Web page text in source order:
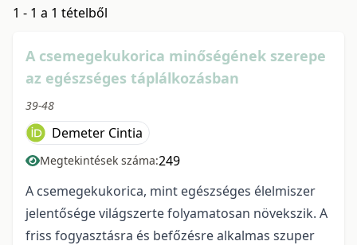
1 - 1 a 1 tételből
A csemegekukorica minőségének szerepe
az egészséges táplálkozásban
39-48
Demeter Cintia
Megtekintések száma:249
A csemegekukorica, mint egészséges élelmiszer
jelentősége világszerte folyamatosan növekszik. A
friss fogyasztásra és befőzésre alkalmas szuper